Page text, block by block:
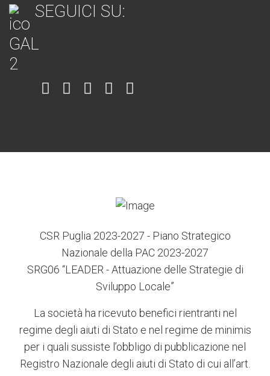
SEGUICI SU:
Item Item Item Item
CSR Puglia 2023-2027 - Piano Strategico
Nazionale della PAC 2023-2027
SRG06 “LEADER - Attuazione delle Strategie di
Sviluppo Locale”
La società ha ricevuto benefici rientranti nel
regime degli aiuti di Stato e nel regime de minimis
per i quali sussiste l’obbligo di pubblicazione nel
Registro Nazionale degli aiuti di Stato di cui all’art.